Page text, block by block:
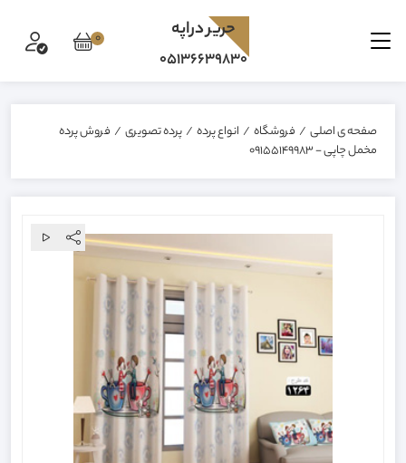
0 حرير دراپه
05136639830
صفحه ی اصلی / فروشگاه / انواع پرده / پرده تصویری / فروش پرده
مخمل چاپی - 09155149983